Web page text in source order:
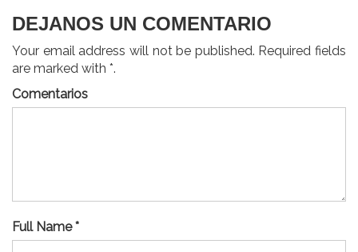
DEJANOS UN COMENTARIO
Your email address will not be published. Required fields
are marked with *.
Comentarios
Full Name *